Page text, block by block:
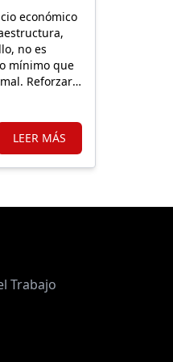
económico
no es
mínimo que
Reforzar
LEER MÁS
Trabajo